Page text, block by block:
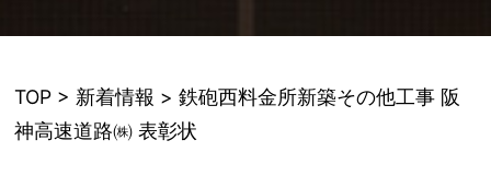
TOP > 新着情報 > 鉄砲西料金所新築その他工事 阪
神高速道路㈱ 表彰状